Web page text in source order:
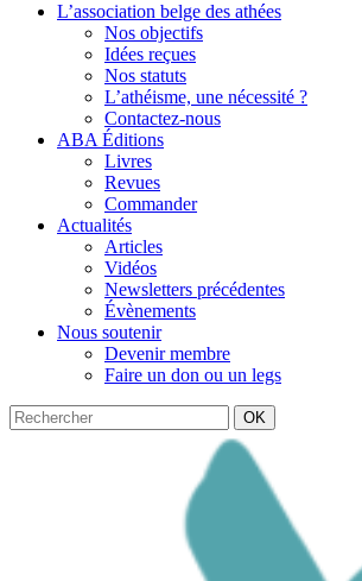
L’association belge des athées
Nos objectifs
Idées reçues
Nos statuts
L’athéisme, une nécessité ?
Contactez-nous
ABA Éditions
Livres
Revues
Commander
Actualités
Articles
Vidéos
Newsletters précédentes
Évènements
Nous soutenir
Devenir membre
Faire un don ou un legs
OK